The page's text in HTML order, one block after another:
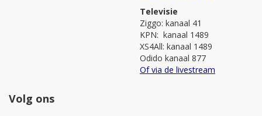
Televisie
Ziggo: kanaal 41
KPN: kanaal 1489
XS4All: kanaal 1489
Odido kanaal 877
Of via de livestream
Volg ons